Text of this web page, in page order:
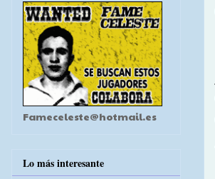
Fameceleste@hotmail.es
Lo más interesante